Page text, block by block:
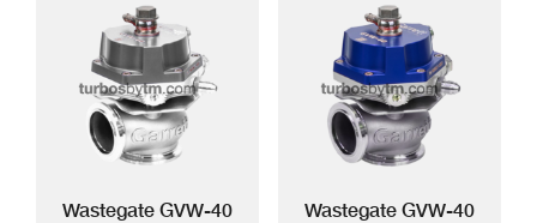
Wastegate GVW-40
Wastegate GVW-40